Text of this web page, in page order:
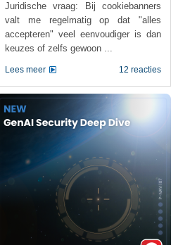
Juridische vraag: Bij cookiebanners
valt me regelmatig op dat "alles
accepteren" veel eenvoudiger is dan
keuzes of zelfs gewoon ...
12 reacties
Lees meer